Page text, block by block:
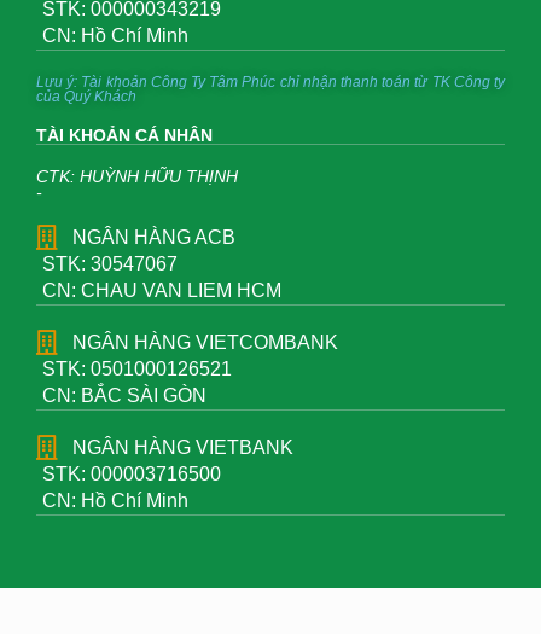
STK: 000000343219
CN: Hồ Chí Minh
Lưu ý: Tài khoản Công Ty Tâm Phúc chỉ nhận thanh toán từ TK Công ty
của Quý Khách
TÀI KHOẢN CÁ NHÂN
CTK: HUỲNH HỮU THỊNH
-
NGÂN HÀNG ACB
STK: 30547067
CN: CHAU VAN LIEM HCM
NGÂN HÀNG VIETCOMBANK
STK: 0501000126521
CN: BẮC SÀI GÒN
NGÂN HÀNG VIETBANK
STK: 000003716500
CN: Hồ Chí Minh